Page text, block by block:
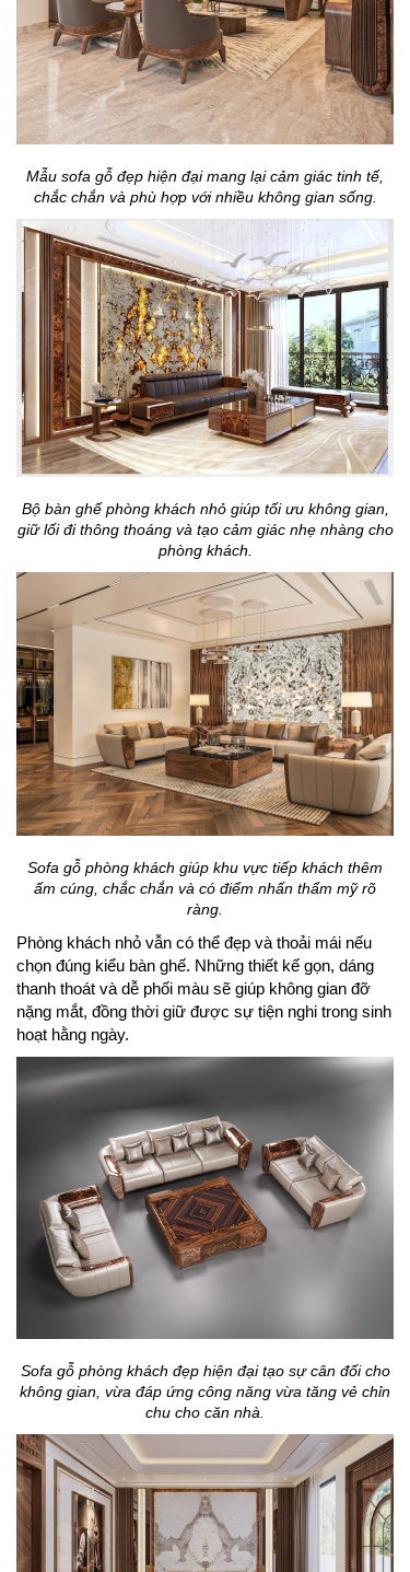
Mẫu sofa gỗ đẹp hiện đại mang lại cảm giác tinh tế,
chắc chắn và phù hợp với nhiều không gian sống.
Bộ bàn ghế phòng khách nhỏ giúp tối ưu không gian,
giữ lối đi thông thoáng và tạo cảm giác nhẹ nhàng cho
phòng khách.
Sofa gỗ phòng khách giúp khu vực tiếp khách thêm
ấm cúng, chắc chắn và có điểm nhấn thẩm mỹ rõ
ràng.
Phòng khách nhỏ vẫn có thể đẹp và thoải mái nếu
chọn đúng kiểu bàn ghế. Những thiết kế gọn, dáng
thanh thoát và dễ phối màu sẽ giúp không gian đỡ
nặng mắt, đồng thời giữ được sự tiện nghi trong sinh
hoạt hằng ngày.
Sofa gỗ phòng khách đẹp hiện đại tạo sự cân đối cho
không gian, vừa đáp ứng công năng vừa tăng vẻ chỉn
chu cho căn nhà.